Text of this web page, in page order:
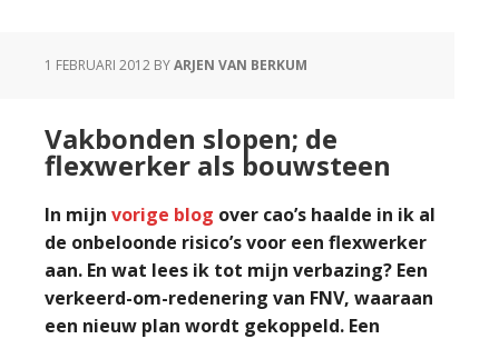
1 FEBRUARI 2012 BYARJEN VAN BERKUM
Vakbonden slopen; de
flexwerker als bouwsteen
In mijn vorige blog over cao’s haalde in ik al
de onbeloonde risico’s voor een flexwerker
aan. En wat lees ik tot mijn verbazing? Een
verkeerd-om-redenering van FNV, waaraan
een nieuw plan wordt gekoppeld. Een